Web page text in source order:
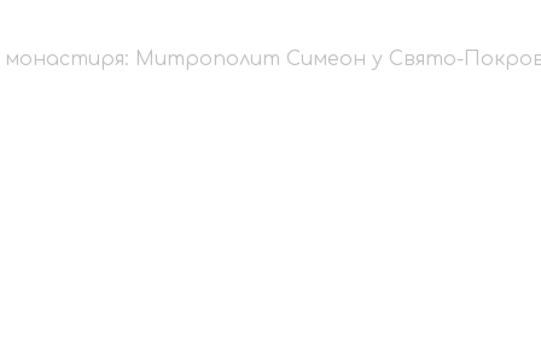
монастиря: Митрополит Симеон у Свято-